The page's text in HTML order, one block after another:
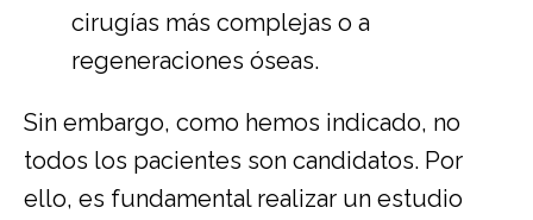
cirugías más complejas o a
regeneraciones óseas.
Sin embargo, como hemos indicado, no
todos los pacientes son candidatos. Por
ello, es fundamental realizar un estudio